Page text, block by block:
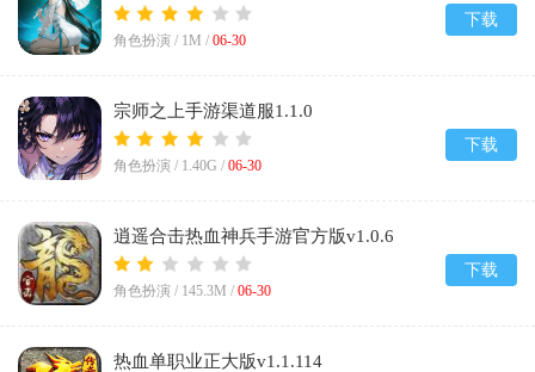
角色扮演 / 1M / 06-30
下载
宗师之上手游渠道服1.1.0
角色扮演 / 1.40G / 06-30
下载
逍遥合击热血神兵手游官方版v1.0.6
角色扮演 / 145.3M / 06-30
下载
热血单职业正大版v1.1.114